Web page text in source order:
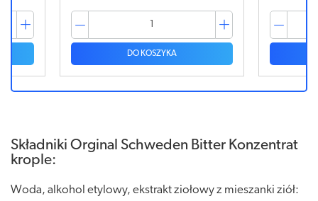
DO KOSZYKA
Składniki Orginal Schweden Bitter Konzentrat
krople:
Woda, alkohol etylowy, ekstrakt ziołowy z mieszanki ziół: